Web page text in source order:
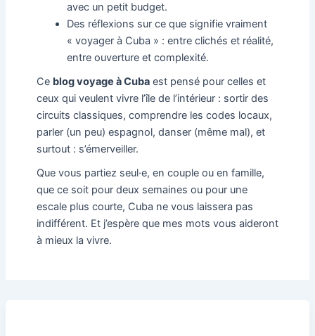
avec un petit budget.
Des réflexions sur ce que signifie vraiment
« voyager à Cuba » : entre clichés et réalité,
entre ouverture et complexité.
Ce blog voyage à Cubaest pensé pour celles et
ceux qui veulent vivre l’île de l’intérieur : sortir des
circuits classiques, comprendre les codes locaux,
parler (un peu) espagnol, danser (même mal), et
surtout : s’émerveiller.
Que vous partiez seul·e, en couple ou en famille,
que ce soit pour deux semaines ou pour une
escale plus courte, Cuba ne vous laissera pas
indifférent. Et j’espère que mes mots vous aideront
à mieux la vivre.